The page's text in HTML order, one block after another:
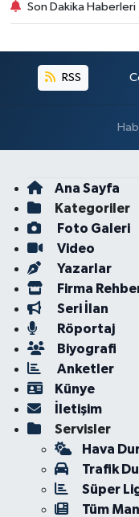
Son Dakika Haberleri
RSS
Ana Sayfa
Kategoriler
Foto Galeri
Video
Yazarlar
Firma
Seri İlan
Röportaj
Biyografi
Anketler
Künye
İletişim
Servisler
Hava
Trafik
Süper
Tüm